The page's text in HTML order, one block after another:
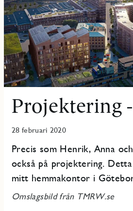
Projektering
28 februari 2020
Precis som Henrik, Anna
också på projektering.
mitt hemmakontor i
Omslagsbild från TMRW.se